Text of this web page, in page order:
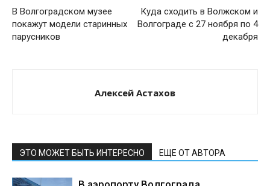
В Волгоградском музее
покажут модели старинных
парусников
Куда сходить в Волжском и
Волгограде с 27 ноября по 4
декабря
Алексей Астахов
ЭТО МОЖЕТ БЫТЬ ИНТЕРЕСНО ЕЩЕ ОТ АВТОРА